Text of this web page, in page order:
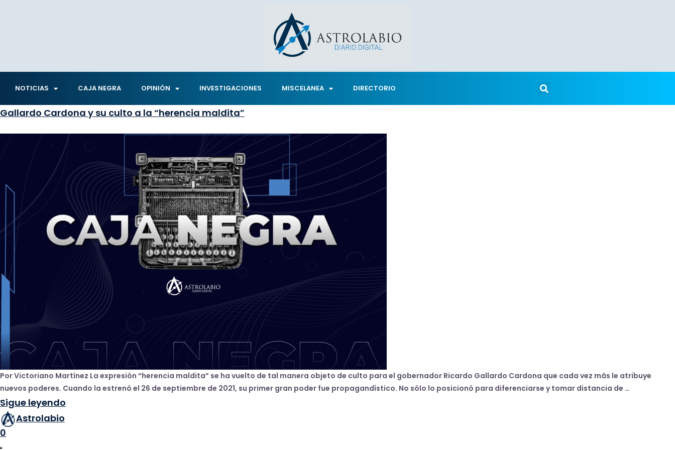
NOTICIAS CAJA NEGRA OPINIÓN INVESTIGACIONES MISCELANEA DIRECTORIO
Gallardo Cardona y su culto a la “herencia maldita”
Por Victoriano Martínez La expresión “herencia maldita” se ha vuelto de tal manera objeto de culto para el gobernador Ricardo Gallardo Cardona que cada vez más le atribuye
nuevos poderes. Cuando la estrenó el 26 de septiembre de 2021, su primer gran poder fue propagandístico. No sólo lo posicionó para diferenciarse y tomar distancia de …
Sigue leyendo
Astrolabio
0